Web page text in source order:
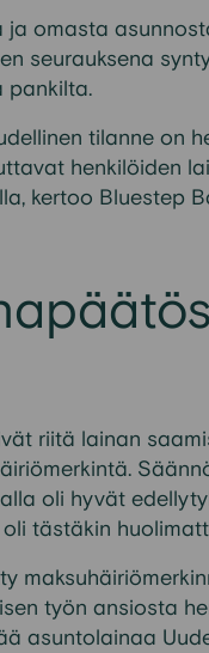
omasta
seurauksena
pankilta.
tilanne on
henkilöiden
kertoo Bluestep
riitä lainan
oli hyvät
tästäkin
työn ansiosta
asuntolainaa